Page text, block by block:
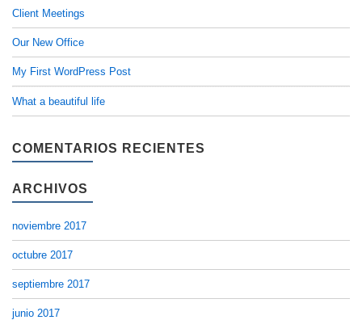
Client Meetings
Our New Office
My First WordPress Post
What a beautiful life
COMENTARIOS RECIENTES
ARCHIVOS
noviembre 2017
octubre 2017
septiembre 2017
junio 2017